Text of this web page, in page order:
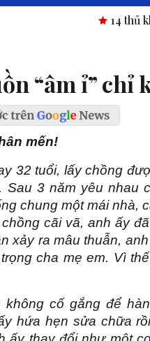
14 thủ khoa vào 2 trường
“âm ỉ” chỉ
mến!
32 tuổi, lấy chồng
Sau 3 năm yêu nhau
chung một mái nhà,
cãi vã, anh ấy
xảy ra mâu thuẫn,
cha mẹ em. Vì
không cố gắng để
hứa hẹn sửa chữa